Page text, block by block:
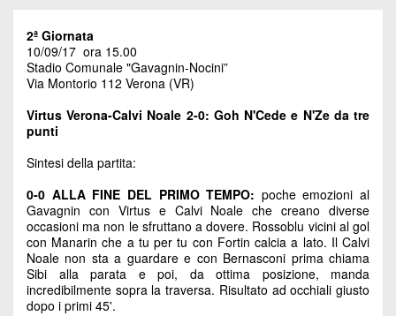
2ª Giornata
10/09/17 ora 15.00
Stadio Comunale "Gavagnin-Nocini”
Via Montorio 112 Verona (VR)
Virtus Verona-Calvi Noale 2-0: Goh N'Cede e N'Ze da tre
punti
Sintesi della partita:
0-0 ALLA FINE DEL PRIMO TEMPO: poche emozioni al
Gavagnin con Virtus e Calvi Noale che creano diverse
occasioni ma non le sfruttano a dovere. Rossoblu vicini al gol
con Manarin che a tu per tu con Fortin calcia a lato. Il Calvi
Noale non sta a guardare e con Bernasconi prima chiama
Sibi alla parata e poi, da ottima posizione, manda
incredibilmente sopra la traversa. Risultato ad occhiali giusto
dopo i primi 45'.